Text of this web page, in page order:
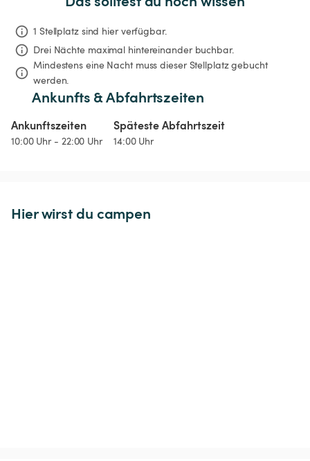
1 Stellplatz sind hier verfügbar.
Drei Nächte maximal hintereinander buchbar.
Mindestens eine Nacht muss dieser Stellplatz gebucht
werden.
Ankunfts & Abfahrtszeiten
Ankunftszeiten
10:00 Uhr - 22:00 Uhr
Späteste Abfahrtszeit
14:00 Uhr
Hier wirst du campen